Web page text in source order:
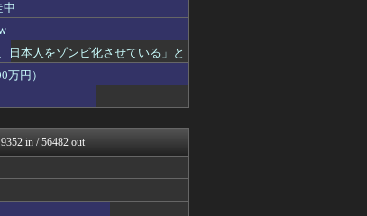
中
日本人をゾンビ化させている」と
円）
9352 in / 56482 out